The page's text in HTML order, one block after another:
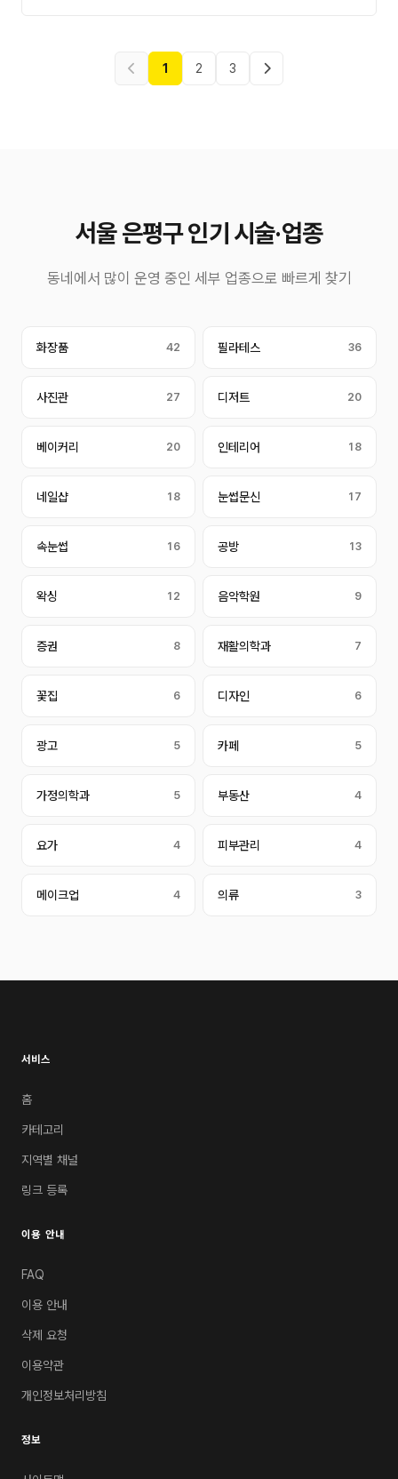
1 2 3
서울 은평구 인기 시술·업종
동네에서 많이 운영 중인 세부 업종으로 빠르게 찾기
화장품 42 필라테스 36
사진관 27 디저트 20
베이커리 20 인테리어 18
네일샵 18 눈썹문신 17
속눈썹 16 공방 13
왁싱 12 음악학원 9
증권 8 재활의학과 7
꽃집 6 디자인 6
광고 5 카페 5
가정의학과 5 부동산 4
요가 4 피부관리 4
메이크업 4 의류 3
서비스
홈
카테고리
지역별 채널
링크 등록
이용 안내
FAQ
이용 안내
삭제 요청
이용약관
개인정보처리방침
정보